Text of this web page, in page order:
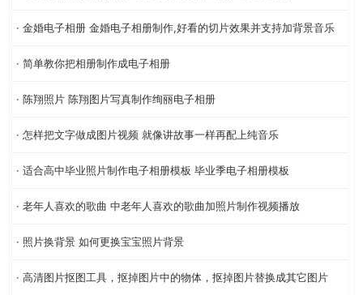
· 金婚电子相册 金婚电子相册制作,好看的切片效果并支持加背景音乐
· 简单教你把相册制作成电子相册
· 陈翔照片 陈翔图片写真制作绚丽电子相册
· 怎样把文字做成图片视频 就像讲故事一样再配上纯音乐
· 适合高中毕业照片制作电子相册模板 毕业季电子相册模板
· 老年人喜欢的歌曲 中老年人喜欢的歌曲加照片制作视频播放
· 照片换背景 如何更换宝宝照片背景
· 高清图片抠图工具，抠掉图片中的物体，抠掉图片替换成其它图片